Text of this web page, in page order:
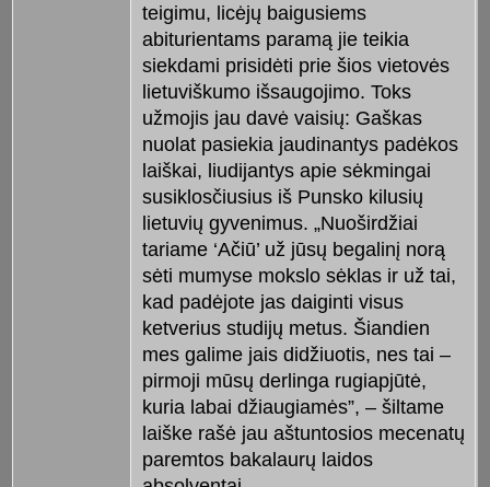
teigimu, licėjų baigusiems
abiturientams paramą jie teikia
siekdami prisidėti prie šios vietovės
lietuviškumo išsaugojimo. Toks
užmojis jau davė vaisių: Gaškas
nuolat pasiekia jaudinantys padėkos
laiškai, liudijantys apie sėkmingai
susiklosčiusius iš Punsko kilusių
lietuvių gyvenimus. „Nuoširdžiai
tariame ‘Ačiū’ už jūsų begalinį norą
sėti mumyse mokslo sėklas ir už tai,
kad padėjote jas daiginti visus
ketverius studijų metus. Šiandien
mes galime jais didžiuotis, nes tai –
pirmoji mūsų derlinga rugiapjūtė,
kuria labai džiaugiamės”, – šiltame
laiške rašė jau aštuntosios mecenatų
paremtos bakalaurų laidos